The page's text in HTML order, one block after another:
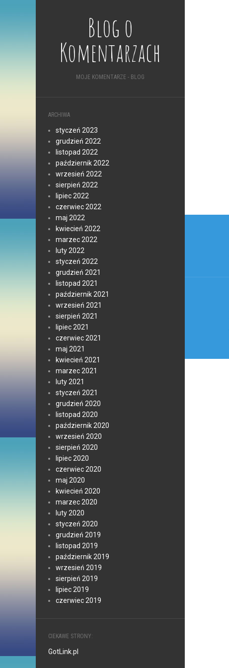
Blog o
Komentarzach
MOJE KOMENTARZE - BLOG
ARCHIWA
styczeń 2023
grudzień 2022
listopad 2022
październik 2022
wrzesień 2022
sierpień 2022
lipiec 2022
czerwiec 2022
maj 2022
kwiecień 2022
marzec 2022
luty 2022
styczeń 2022
grudzień 2021
listopad 2021
październik 2021
wrzesień 2021
sierpień 2021
lipiec 2021
czerwiec 2021
maj 2021
kwiecień 2021
marzec 2021
luty 2021
styczeń 2021
grudzień 2020
listopad 2020
październik 2020
wrzesień 2020
sierpień 2020
lipiec 2020
czerwiec 2020
maj 2020
kwiecień 2020
marzec 2020
luty 2020
styczeń 2020
grudzień 2019
listopad 2019
październik 2019
wrzesień 2019
sierpień 2019
lipiec 2019
czerwiec 2019
CIEKAWE STRONY:
GotLink.pl